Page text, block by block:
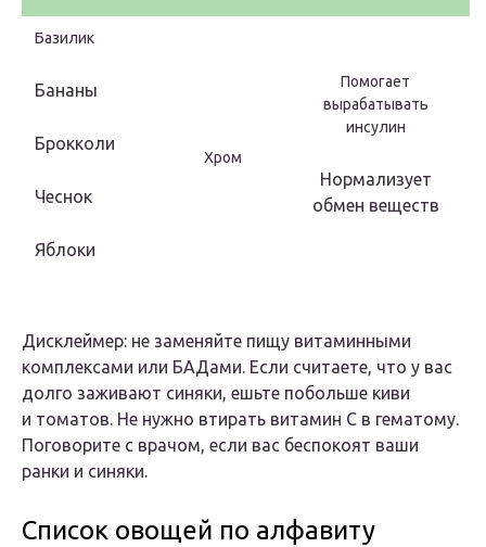
Базилик
Бананы
Брокколи
Чеснок
Яблоки
Хром
Помогает
вырабатывать
инсулин
Нормализует
обмен веществ
Дисклеймер: не заменяйте пищу витаминными
комплексами или БАДами. Если считаете, что у вас
долго заживают синяки, ешьте побольше киви
и томатов. Не нужно втирать витамин C в гематому.
Поговорите с врачом, если вас беспокоят ваши
ранки и синяки.
Список овощей по алфавиту